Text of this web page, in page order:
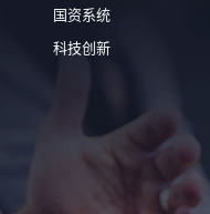
国资系统
科技创新